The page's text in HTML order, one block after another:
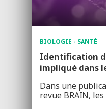
BIOLOGIE - SANTÉ
Identification
impliqué dans
Dans une
revue BRAIN, les